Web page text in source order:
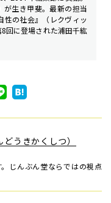
が生き甲斐。最新の担当
性の社会』（レクヴィッ
回に登場された浦田千紘
うきかくしつ）
じんぶん堂ならではの視点